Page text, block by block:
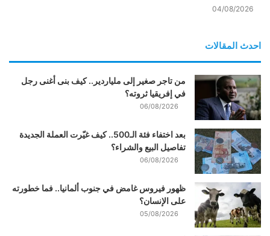
04/08/2026
احدث المقالات
من تاجر صغير إلى ملياردير.. كيف بنى أغنى رجل
في إفريقيا ثروته؟
06/08/2026
بعد اختفاء فئة الـ500.. كيف غيّرت العملة الجديدة
تفاصيل البيع والشراء؟
06/08/2026
ظهور فيروس غامض في جنوب ألمانيا.. فما خطورته
على الإنسان؟
05/08/2026